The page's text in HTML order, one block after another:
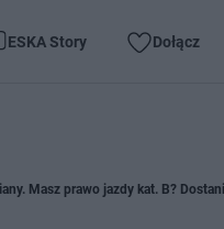
ESKA Story Dołącz
Masz prawo jazdy kat. B?